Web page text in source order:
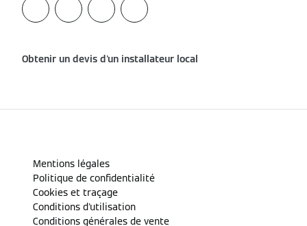
Obtenir un devis d'un installateur local
Mentions légales
Politique de confidentialité
Cookies et traçage
Conditions d'utilisation
Conditions générales de vente